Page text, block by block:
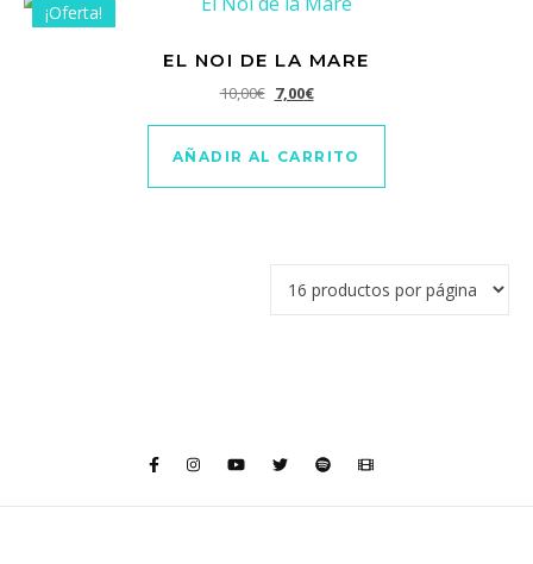
¡Oferta!
EL NOI DE LA MARE
10,00€ El precio original era: 10,00€.
7,00€El precio actual es: 7,00€.
AÑADIR AL CARRITO